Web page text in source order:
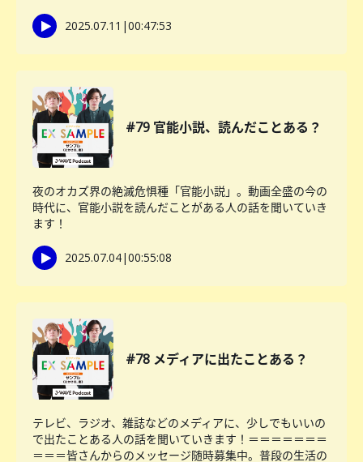
2025.07.11 |00:47:53
#79 官能小説、読んだことある？
夜のオカズ界の絶滅危惧種「官能小説」。動画全盛の今の
時代に、官能小説を読んだことがある人の話を聞いていき
ます！
2025.07.04|00:55:08
#78 メディアに出たことある？
テレビ、ラジオ、雑誌などのメディアに、少しでもいいの
で出たことある人の話を聞いていきます！＝＝＝＝＝＝＝
＝＝＝皆さんからのメッセージ随時募集中。普段の生活の